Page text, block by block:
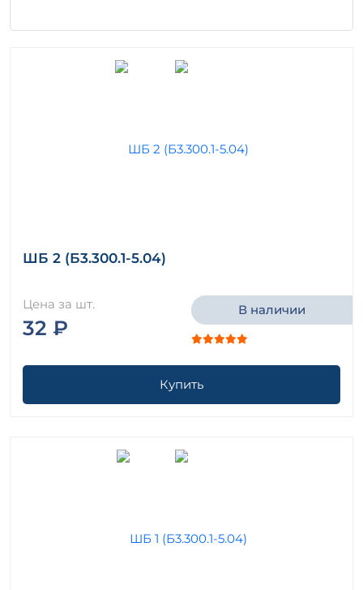
ШБ 2 (Б3.300.1-5.04)
Цена за шт.
32 ₽
В наличии
Купить